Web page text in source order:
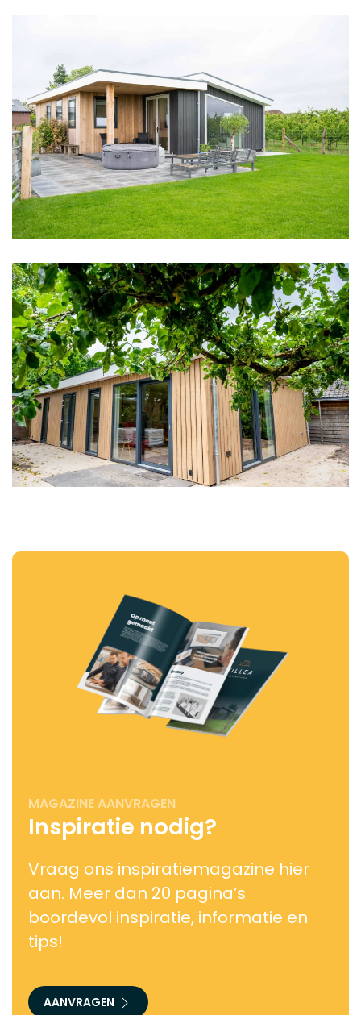
MAGAZINE AANVRAGEN
Inspiratie nodig?
Vraag ons inspiratiemagazine hier
aan. Meer dan 20 pagina’s
boordevol inspiratie, informatie en
tips!
AANVRAGEN